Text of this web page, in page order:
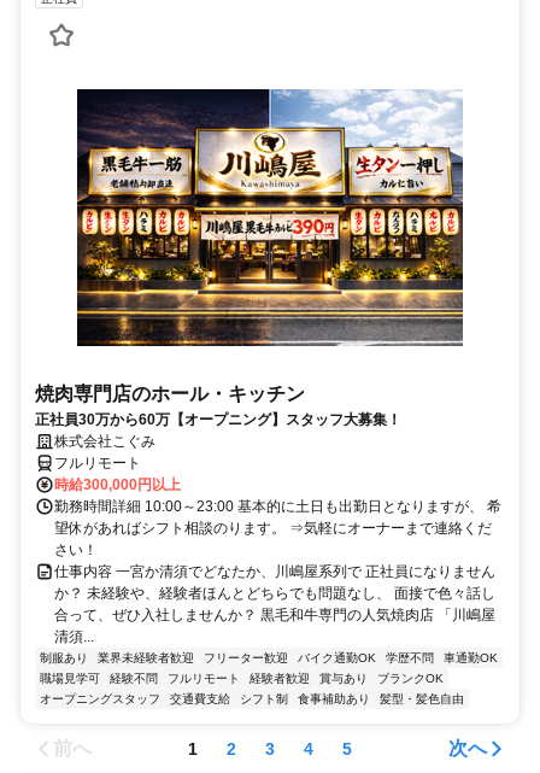
焼肉専門店のホール・キッチン
正社員30万から60万【オープニング】スタッフ大募集！
株式会社こぐみ
フルリモート
時給300,000円以上
勤務時間詳細 10:00～23:00 基本的に土日も出勤日となりますが、 希
望休があればシフト相談のります。 ⇒気軽にオーナーまで連絡くだ
さい！
仕事内容 一宮か清須でどなたか、川嶋屋系列で 正社員になりません
か？ 未経験や、経験者ほんとどちらでも問題なし、 面接で色々話し
合って、ぜひ入社しませんか？ 黒毛和牛専門の人気焼肉店 「川嶋屋
清須...
制服あり 業界未経験者歓迎 フリーター歓迎 バイク通勤OK 学歴不問
車通勤OK
職場見学可
経験不問 フルリモート 経験者歓迎 賞与あり
ブランクOK
オープニングスタッフ
交通費支給 シフト制 食事補助あり 髪型・髪色自由
前へ 1 2 3 4 5 次へ